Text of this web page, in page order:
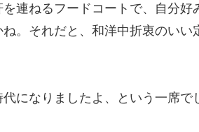
連ねるフードコートで、自分好
。それだと、和洋中折衷のいい
になりましたよ、という一席で